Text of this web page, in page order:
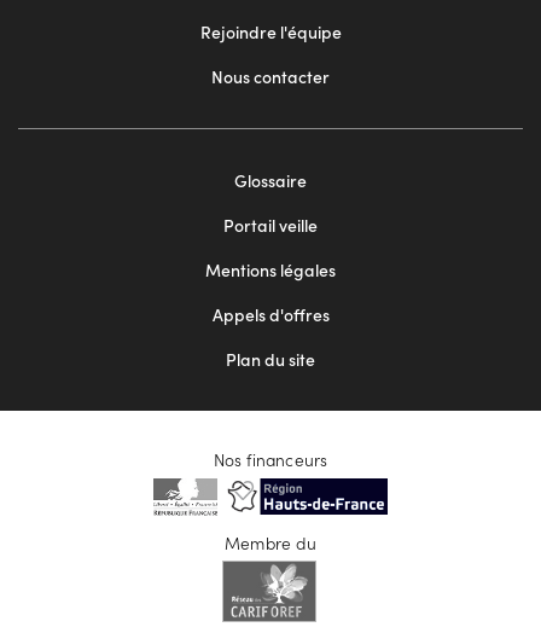
Rejoindre l'équipe
Nous contacter
Glossaire
Portail veille
Mentions légales
Appels d'offres
Plan du site
Nos financeurs
Membre du